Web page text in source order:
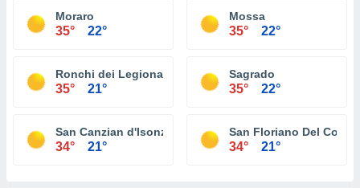
Moraro
35° 22°
Mossa
35° 22°
Ronchi dei Legionari
35° 21°
Sagrado
35° 22°
San Canzian d'Isonzo
34° 21°
San Floriano Del Collio
34° 21°